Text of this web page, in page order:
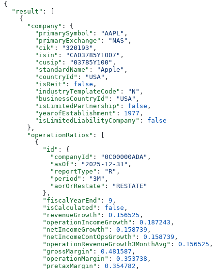
{
  "result"
: [
    {
      "company"
: {
        "primarySymbol"
: "AAPL" ,
        "primaryExchange"
: "NAS" ,
        "cik"
: "320193" ,
        "isin"
: "CA03785Y1007" ,
        "cusip"
: "03785Y100" ,
        "standardName"
: "Apple" ,
        "countryId"
: "USA" ,
        "isReit"
: false ,
        "industryTemplateCode"
: "N" ,
        "businessCountryId"
: "USA" ,
        "isLimitedPartnership"
: false ,
        "yearofEstablishment"
: 1977 ,
        "isLimitedLiabilityCompany"
: false
      },
      "operationRatios"
: [
        {
          "id"
: {
            "companyId"
: "0C00000ADA" ,
            "asOf"
: "2025-12-31" ,
            "reportType"
: "R" ,
            "period"
: "3M" ,
            "aorOrRestate"
:
"RESTATE"
          },
          "fiscalYearEnd"
: 9 ,
          "isCalculated"
: false ,
          "revenueGrowth"
: 0.156525 ,
          "operationIncomeGrowth"
: 0.187243 ,
          "netIncomeGrowth"
: 0.158739 ,
          "netIncomeContOpsGrowth"
: 0.158739 ,
          "operationRevenueGrowth3MonthAvg"
: 0.156525 ,
          "grossMargin"
: 0.481587 ,
          "operationMargin"
: 0.353738 ,
          "pretaxMargin"
: 0.354782 ,